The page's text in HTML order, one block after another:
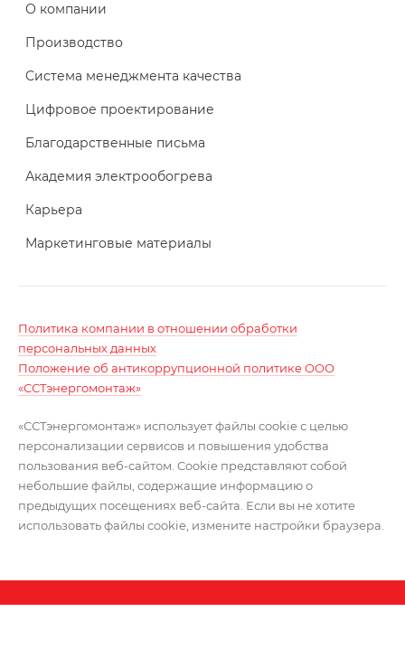
О компании
Производство
Система менеджмента качества
Цифровое проектирование
Благодарственные письма
Академия электрообогрева
Карьера
Маркетинговые материалы
Политика компании в отношении обработки
персональных данных
Положение об антикоррупционной политике ООО
«ССТэнергомонтаж»
«ССТэнергомонтаж» использует файлы cookie с целью
персонализации сервисов и повышения удобства
пользования веб-сайтом. Cookie представляют собой
небольшие файлы, содержащие информацию о
предыдущих посещениях веб-сайта. Если вы не хотите
использовать файлы cookie, измените настройки браузера.